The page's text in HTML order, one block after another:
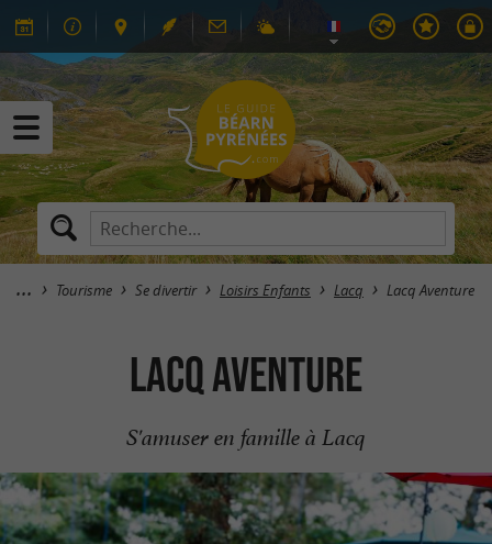
Tourisme Se divertir Loisirs Enfants Lacq Lacq Aventure
Lacq Aventure
S'amuser en famille à Lacq